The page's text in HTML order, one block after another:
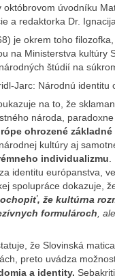
októbrovom úvodníku
a redaktorka Dr.
je okrem toho
na Ministerstva kultúry
štúdií na
Jarc: Národnú identitu
na to, že
národa,
ohrozené
kultúry aj
individualizmu
identitu európanstva,
spolupráce dokazuje, že
že kultúrna
formulároch ,
že Slovinská
preto uvádza
a identity.